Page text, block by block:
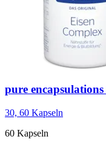
pure encapsulations
30, 60 Kapseln
60 Kapseln